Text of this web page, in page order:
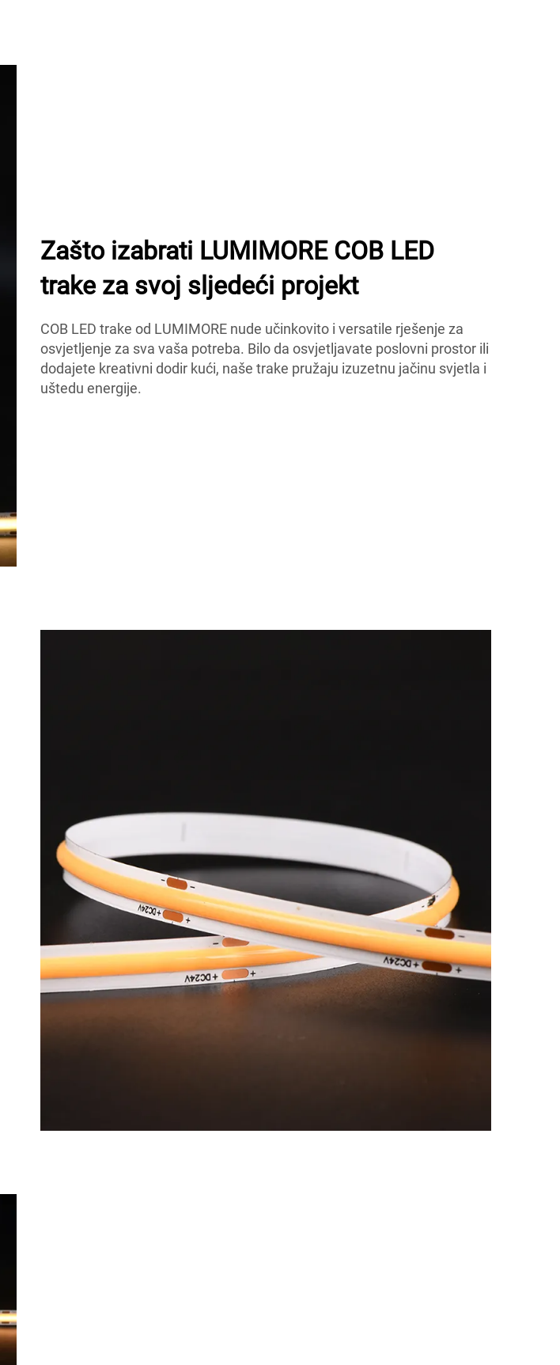
Zašto izabrati LUMIMORE COB LED
trake za svoj sljedeći projekt
COB LED trake od LUMIMORE nude učinkovito i versatile rješenje za
osvjetljenje za sva vaša potreba. Bilo da osvjetljavate poslovni prostor ili
dodajete kreativni dodir kući, naše trake pružaju izuzetnu jačinu svjetla i
uštedu energije.